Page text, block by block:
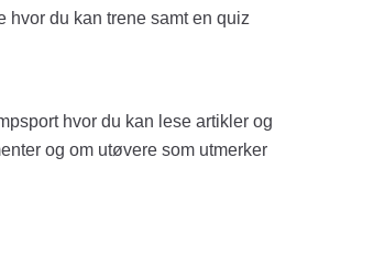
hvor du kan trene samt en quiz
hvor du kan lese artikler og
og om utøvere som utmerker